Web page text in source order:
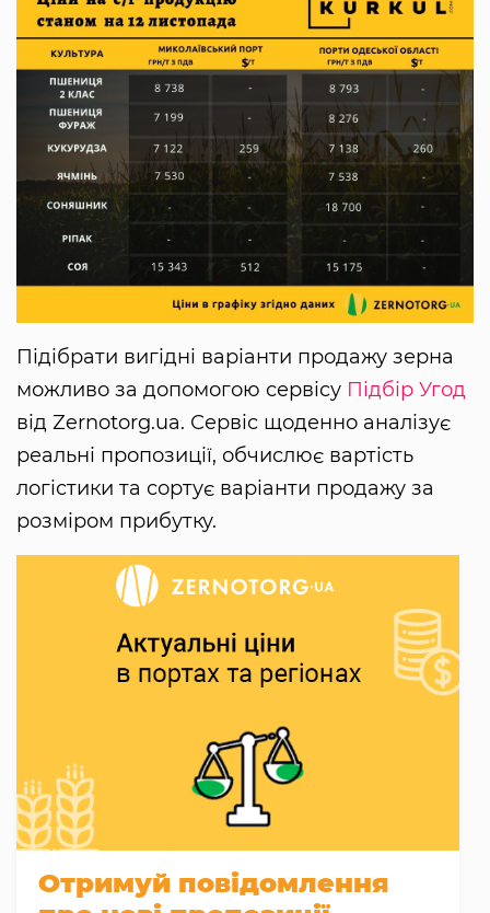
Підібрати вигідні варіанти продажу зерна
можливо за допомогою сервісу Підбір Угод
від Zernotorg.ua. Сервіс щоденно аналізує
реальні пропозиції, обчислює вартість
логістики та сортує варіанти продажу за
розміром прибутку.
Отримуй повідомлення